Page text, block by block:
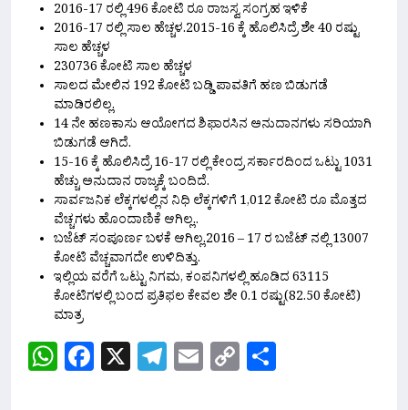
2016-17 ರಲ್ಲಿ 496 ಕೋಟಿ ರೂ ರಾಜಸ್ವ ಸಂಗ್ರಹ ಇಳಿಕೆ
2016-17 ರಲ್ಲಿ ಸಾಲ ಹೆಚ್ಚಳ.2015-16 ಕ್ಕೆ ಹೊಲಿಸಿದ್ರೆ ಶೇ 40 ರಷ್ಟು
ಸಾಲ ಹೆಚ್ಚಳ
230736 ಕೋಟಿ ಸಾಲ ಹೆಚ್ಚಳ
ಸಾಲದ ಮೇಲಿನ 192 ಕೋಟಿ ಬಡ್ಡಿ ಪಾವತಿಗೆ ಹಣ ಬಿಡುಗಡೆ
ಮಾಡಿರಲಿಲ್ಲ.
14 ನೇ ಹಣಕಾಸು ಆಯೋಗದ ಶಿಫಾರಸಿನ ಅನುದಾನಗಳು ಸರಿಯಾಗಿ
ಬಿಡುಗಡೆ ಆಗಿದೆ.
15-16 ಕ್ಕೆ ಹೊಲಿಸಿದ್ರೆ 16-17 ರಲ್ಲಿ ಕೇಂದ್ರ ಸರ್ಕಾರದಿಂದ ಒಟ್ಟು 1031
ಹೆಚ್ಚು ಅನುದಾನ ರಾಜ್ಯಕ್ಕೆ ಬಂದಿದೆ.
ಸಾರ್ವಜನಿಕ ಲೆಕ್ಕಗಳಲ್ಲಿನ ನಿಧಿ ಲೆಕ್ಕಗಳಿಗೆ 1,012 ಕೋಟಿ ರೂ ಮೊತ್ತದ
ವೆಚ್ಚಗಳು ಹೊಂದಾಣಿಕೆ ಆಗಿಲ್ಲ..
ಬಜೆಟ್ ಸಂಪೂರ್ಣ ಬಳಕೆ ಆಗಿಲ್ಲ.2016 – 17 ರ ಬಜೆಟ್ ನಲ್ಲಿ 13007
ಕೋಟಿ ವೆಚ್ಚವಾಗದೇ ಉಳಿದಿತ್ತು.
ಇಲ್ಲಿಯ ವರೆಗೆ ಒಟ್ಟು ನಿಗಮ, ಕಂಪನಿಗಳಲ್ಲಿ ಹೂಡಿದ 63115
ಕೋಟಿಗಳಲ್ಲಿ ಬಂದ ಪ್ರತಿಫಲ ಕೇವಲ ಶೇ 0.1 ರಷ್ಟು(82.50 ಕೋಟಿ)
ಮಾತ್ರ
WhatsApp
Facebook
X Telegram
Email
Copy
Link